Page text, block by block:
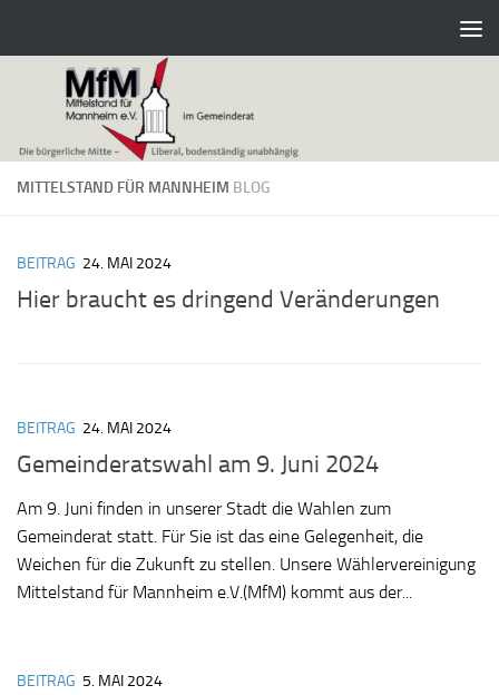
MITTELSTAND FÜR MANNHEIM BLOG
BEITRAG 24. MAI 2024
Hier braucht es dringend Veränderungen
BEITRAG 24. MAI 2024
Gemeinderatswahl am 9. Juni 2024
Am 9. Juni finden in unserer Stadt die Wahlen zum
Gemeinderat statt. Für Sie ist das eine Gelegenheit, die
Weichen für die Zukunft zu stellen. Unsere Wählervereinigung
Mittelstand für Mannheim e.V.(MfM) kommt aus der...
BEITRAG 5. MAI 2024